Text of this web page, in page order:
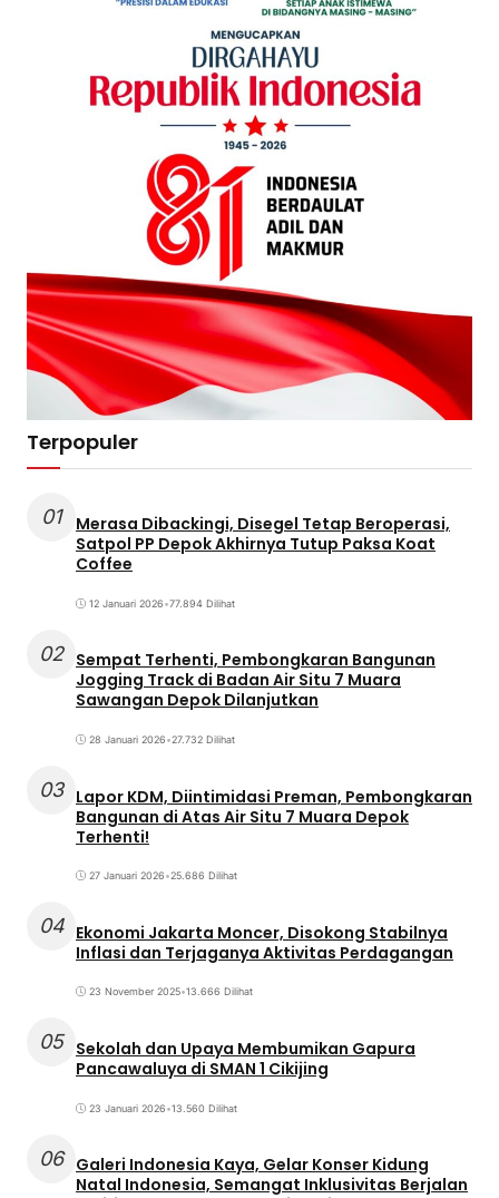
Terpopuler
01
Merasa Dibackingi, Disegel Tetap Beroperasi,
Satpol PP Depok Akhirnya Tutup Paksa Koat
Coffee
12 Januari 2026•77.894 Dilihat
02 Sempat Terhenti, Pembongkaran Bangunan
Jogging Track di Badan Air Situ 7 Muara
Sawangan Depok Dilanjutkan
28 Januari 2026•27.732 Dilihat
03 Lapor KDM, Diintimidasi Preman, Pembongkaran
Bangunan di Atas Air Situ 7 Muara Depok
Terhenti!
27 Januari 2026•25.686 Dilihat
04 Ekonomi Jakarta Moncer, Disokong Stabilnya
Inflasi dan Terjaganya Aktivitas Perdagangan
23 November 2025•13.666 Dilihat
05 Sekolah dan Upaya Membumikan Gapura
Pancawaluya di SMAN 1 Cikijing
23 Januari 2026•13.560 Dilihat
06 Galeri Indonesia Kaya, Gelar Konser Kidung
Natal Indonesia, Semangat Inklusivitas Berjalan